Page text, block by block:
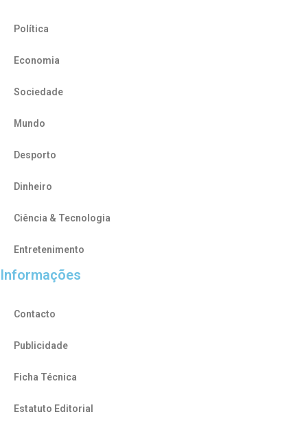
Política
Economia
Sociedade
Mundo
Desporto
Dinheiro
Ciência & Tecnologia
Entretenimento
Informações
Contacto
Publicidade
Ficha Técnica
Estatuto Editorial